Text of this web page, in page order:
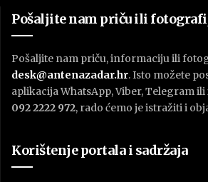
Pošaljite nam priču ili
Pošaljite nam priču, informaciju ili
desk@antenazadar.hr. Isto možete
aplikacija WhatsApp, Viber, Telegram
092 2222 972, rado ćemo je istražiti i
Korištenje portala i sadržaja